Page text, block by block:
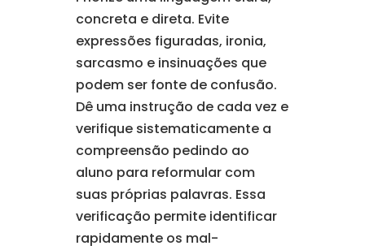
concreta e direta. Evite
expressões figuradas, ironia,
sarcasmo e insinuações que
podem ser fonte de confusão.
Dê uma instrução de cada vez e
verifique sistematicamente a
compreensão pedindo ao
aluno para reformular com
suas próprias palavras. Essa
verificação permite identificar
rapidamente os mal-